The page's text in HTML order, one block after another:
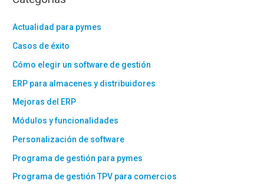
Actualidad para pymes
Casos de éxito
Cómo elegir un software de gestión
ERP para almacenes y distribuidores
Mejoras del ERP
Módulos y funcionalidades
Personalización de software
Programa de gestión para pymes
Programa de gestión TPV para comercios